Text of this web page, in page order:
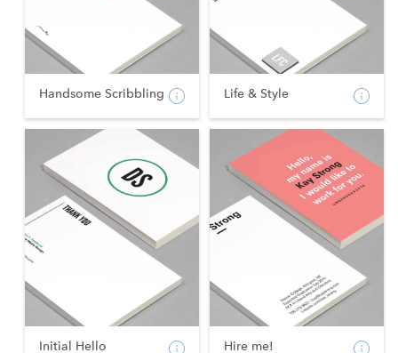
Handsome Scribbling Life & Style
Initial Hello Hire me!